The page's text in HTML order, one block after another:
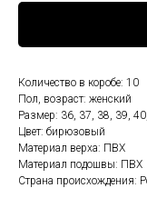
Количество в коробе: 10
Пол, возраст: женский
Размер: 36, 37, 38, 39,
Цвет: бирюзовый
Материал верха: ПВХ
Материал подошвы: ПВХ
Страна происхождения: